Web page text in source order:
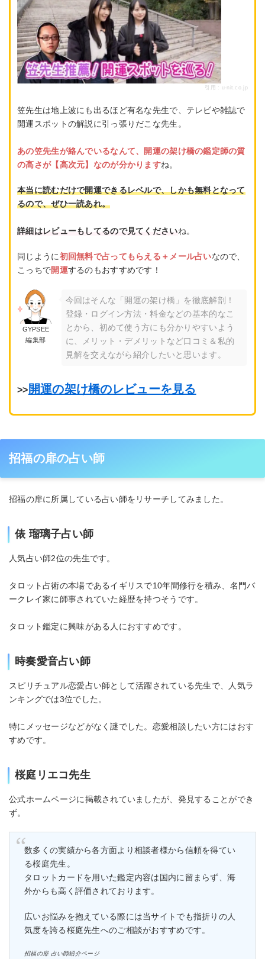
引用 : u-nit.co.jp
笠先生は地上波にも出るほど有名な先生で、テレビや雑誌で
開運スポットの解説に引っ張りだこな先生。
あの笠先生が絡んでいるなんて、開運の架け橋の鑑定師の質
の高さが【高次元】なのが分かりますね。
本当に読むだけで開運できるレベルで、しかも無料となって
るので、ぜひ一読あれ。
詳細はレビューもしてるので見てくださいね。
同じように初回無料で占ってもらえる＋メール占いなので、
こっちで開運するのもおすすめです！
GYPSEE
編集部
今回はそんな「開運の架け橋」を徹底解剖！
登録・ログイン方法・料金などの基本的なこ
とから、初めて使う方にも分かりやすいよう
に、メリット・デメリットなど口コミ＆私的
見解を交えながら紹介したいと思います。
>> 開運の架け橋のレビューを見る
招福の扉の占い師
招福の扉に所属している占い師をリサーチしてみました。
俵 瑠璃子占い師
人気占い師2位の先生です。
タロット占術の本場であるイギリスで10年間修行を積み、名門バ
ークレイ家に師事されていた経歴を持つそうです。
タロット鑑定に興味がある人におすすめです。
時奏愛音占い師
スピリチュアル恋愛占い師として活躍されている先生で、人気ラ
ンキングでは3位でした。
特にメッセージなどがなく謎でした。恋愛相談したい方にはおす
すめです。
桜庭リエコ先生
公式ホームページに掲載されていましたが、発見することができ
ず。
数多くの実績から各方面より相談者様から信頼を得てい
る桜庭先生。
タロットカードを用いた鑑定内容は国内に留まらず、海
外からも高く評価されております。
広いお悩みを抱えている際には当サイトでも指折りの人
気度を誇る桜庭先生へのご相談がおすすめです。
招福の扉 占い師紹介ページ